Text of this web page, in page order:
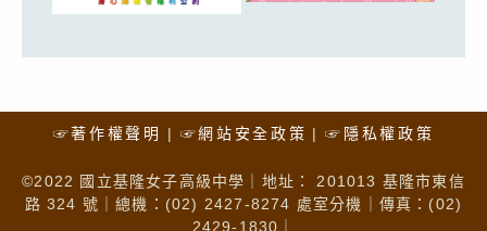
☞著作權聲明 ☞網站安全政策 ☞隱私權政策
©2022 國立基隆女子高級中學｜地址： 201013 基隆市東信
路 324 號｜總機：(02) 2427-8274 處室分機｜傳真：(02)
2429-1830｜